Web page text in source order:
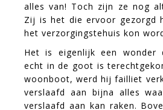
alles van! Toch zijn ze nog
Zij is het die ervoor gezorgd
het verzorgingstehuis kon
Het is eigenlijk een wonder
echt in de goot is
woonboot, werd hij failliet
verslaafd aan bijna alles
verslaafd aan kan raken.